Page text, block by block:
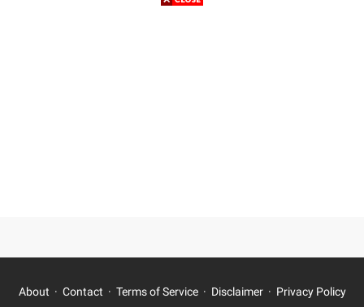
About Contact Terms of Service Disclaimer Privacy Policy